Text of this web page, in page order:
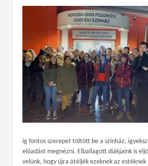
ig fontos szerepet töltött be a színház,
előadást megnézni. Elballagott diákjaink is
velünk, hogy újra átéljék ezeknek az